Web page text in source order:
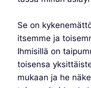
Se on
itsemme ja
Ihmisillä on
toisensa
mukaan ja he